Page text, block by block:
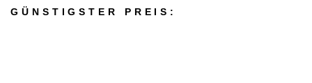
GÜNSTIGSTER PREIS: